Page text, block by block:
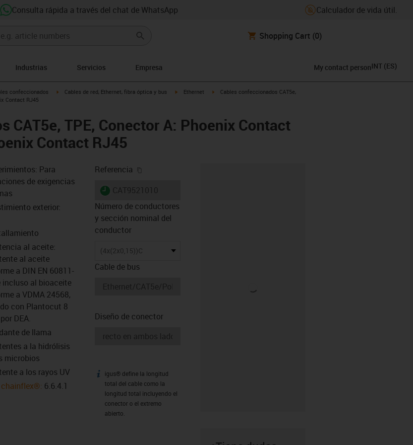
Consulta rápida a través del chat de WhatsApp Calculador de vida útil.
Shopping Cart (0)
Industrias Servicios Empresa My contact personINT (ES)
arrow-right
confeccionados igus-icon-arrow-right
Cables de red, Ethernet, fibra óptica y bus igus-icon-arrow-right
Ethernet igus-icon-arrow-right
Cables confeccionados CAT5e,
Contact RJ45
CAT5e, TPE, Conector A: Phoenix Contact
Contact RJ45
lupe
Para
de exigencias
exterior:
al aceite:
al aceite
a DIN EN 60811-
incluso al bioaceite
a VDMA 24568,
con Plantocut 8
DEA.
de llama
a la hidrólisis
microbios
a los rayos UV
chainflex®: 6.6.4.1
Referencia
igus-icon-lieferzeit
Número de conductores
y sección nominal del
conductor
(4x(2x0,15))C
Cable de bus
Diseño de conector
igus-icon-info
igus® define la longitud
total del cable como la
longitud total incluyendo el
conector o el extremo
abierto.